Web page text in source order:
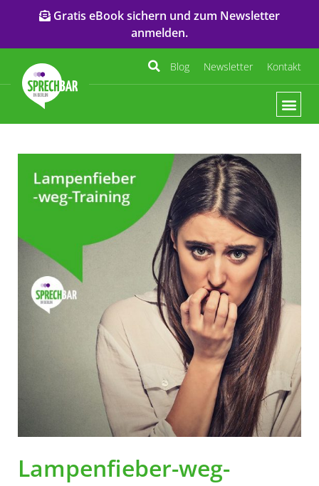
Gratis eBook sichern und zum Newsletter
anmelden.
Blog Newsletter Kontakt
Lampenfieber-weg-